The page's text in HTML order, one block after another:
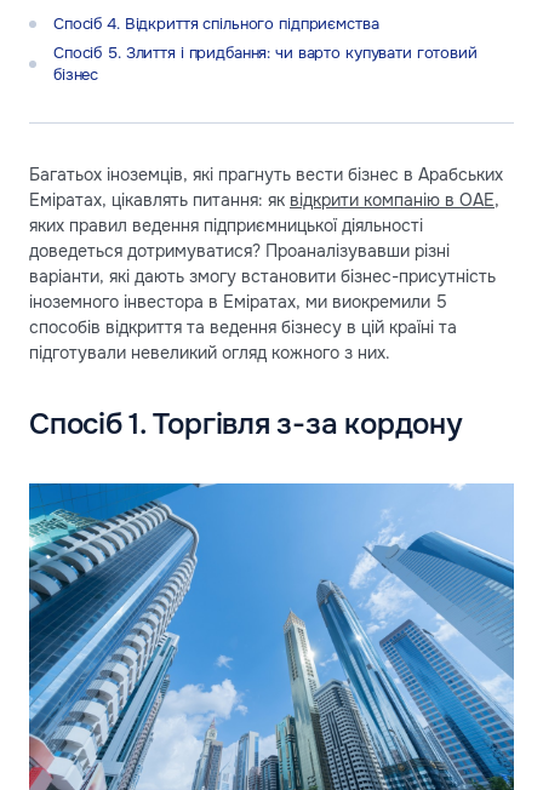
Спосіб 4. Відкриття спільного підприємства
Спосіб 5. Злиття і придбання: чи варто купувати готовий
бізнес
Багатьох іноземців, які прагнуть вести бізнес в Арабських
Еміратах, цікавлять питання: як відкрити компанію в ОАЕ,
яких правил ведення підприємницької діяльності
доведеться дотримуватися? Проаналізувавши різні
варіанти, які дають змогу встановити бізнес-присутність
іноземного інвестора в Еміратах, ми виокремили 5
способів відкриття та ведення бізнесу в цій країні та
підготували невеликий огляд кожного з них.
Спосіб 1. Торгівля з-за кордону